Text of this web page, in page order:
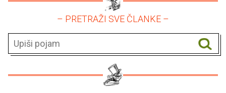
– PRETRAŽI SVE ČLANKE –